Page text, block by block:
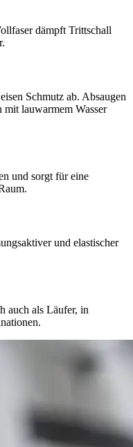
dämpft Trittschall
Schmutz ab. Absaugen
lauwarmem Wasser
und sorgt für eine
und elastischer
auch als Läufer, in